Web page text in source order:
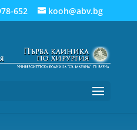
652 kooh@abv.bg